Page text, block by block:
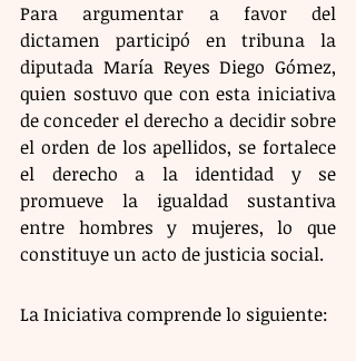
Para argumentar a favor del
dictamen participó en tribuna la
diputada María Reyes Diego Gómez,
quien sostuvo que con esta iniciativa
de conceder el derecho a decidir sobre
el orden de los apellidos, se fortalece
el derecho a la identidad y se
promueve la igualdad sustantiva
entre hombres y mujeres, lo que
constituye un acto de justicia social.
La Iniciativa comprende lo siguiente: